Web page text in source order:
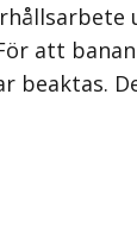
att
beaktas.